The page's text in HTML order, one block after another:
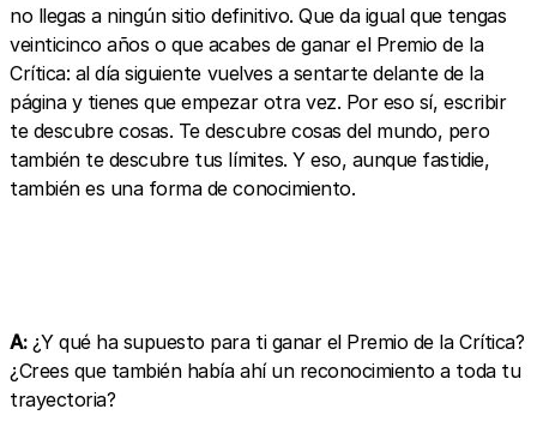
no llegas a ningún sitio definitivo. Que da igual que tengas
veinticinco años o que acabes de ganar el Premio de la
Crítica: al día siguiente vuelves a sentarte delante de la
página y tienes que empezar otra vez. Por eso sí, escribir
te descubre cosas. Te descubre cosas del mundo, pero
también te descubre tus límites. Y eso, aunque fastidie,
también es una forma de conocimiento.
A:¿Y qué ha supuesto para ti ganar el Premio de la Crítica?
¿Crees que también había ahí un reconocimiento a toda tu
trayectoria?